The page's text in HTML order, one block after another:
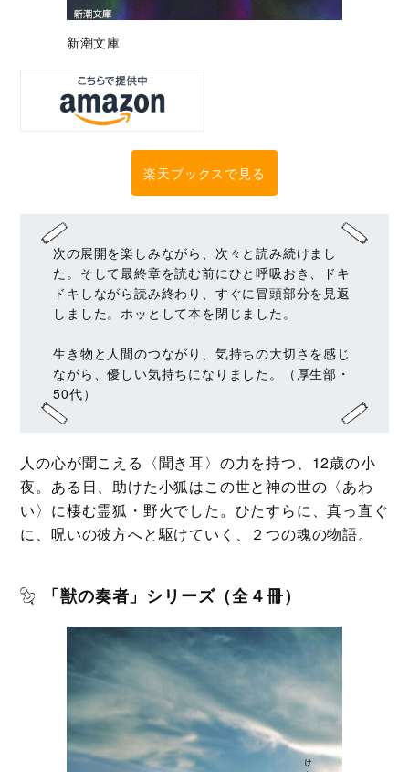
新潮文庫
楽天ブックスで見る
次の展開を楽しみながら、次々と読み続けまし
た。そして最終章を読む前にひと呼吸おき、ドキ
ドキしながら読み終わり、すぐに冒頭部分を見返
しました。ホッとして本を閉じました。
生き物と人間のつながり、気持ちの大切さを感じ
ながら、優しい気持ちになりました。（厚生部・
50代）
人の心が聞こえる〈聞き耳〉の力を持つ、12歳の小
夜。ある日、助けた小狐はこの世と神の世の〈あわ
い〉に棲む霊狐・野火でした。ひたすらに、真っ直ぐ
に、呪いの彼方へと駆けていく、２つの魂の物語。
「獣の奏者」シリーズ（全４冊）